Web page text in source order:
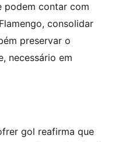
podem contar com
consolidar
preservar o
necessário em
gol reafirma que